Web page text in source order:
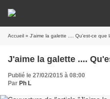
Accueil » J'aime la galette .... Qu'est-ce que
J'aime la galette ....
Publié le 27/02/2015 à 08:00
Par Ph L